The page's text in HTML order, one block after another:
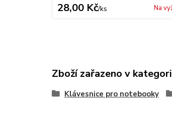
28,00 Kč/ks Na
Zboží zařazeno v
Klávesnice pro notebooky